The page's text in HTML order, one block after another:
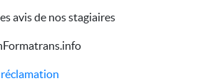
avis de nos stagiaires
réclamation